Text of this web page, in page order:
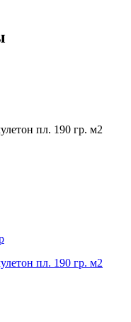
пл. 190 гр. м2
пл. 190 гр. м2